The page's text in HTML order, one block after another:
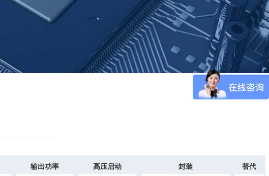
输出功率 高压启动 封装 替代